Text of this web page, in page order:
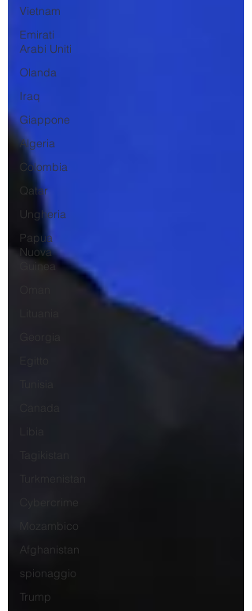
Vietnam
Emirati
Arabi Uniti
Olanda
Iraq
Giappone
Algeria
Colombia
Qatar
Ungheria
Papua
Nuova
Guinea
Mozambico
Afghanistan
spionaggio
Trump